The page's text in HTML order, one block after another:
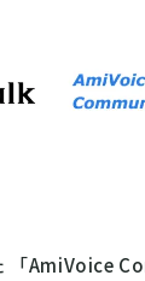
「AmiVoice